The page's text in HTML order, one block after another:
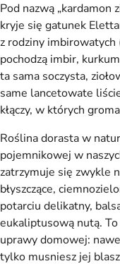
Pod nazwą „kardamon
kryje się gatunek
z rodziny imbirowatych
pochodzą imbir,
ta sama soczysta,
same lancetowate
kłączy, w których
Roślina dorasta w
pojemnikowej w
zatrzymuje się zwykle
błyszczące,
potarciu delikatny,
eukaliptusową nutą.
uprawy domowej:
tylko musniesz jej